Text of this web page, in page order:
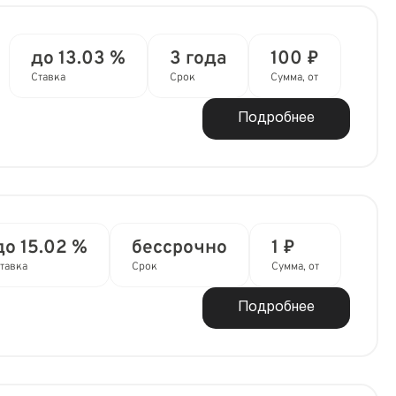
до 13.03 %
Ставка
3 года
Срок
100 ₽
Сумма, от
Подробнее
15.02 % бессрочно
Срок
1 ₽
Сумма, от
Подробнее